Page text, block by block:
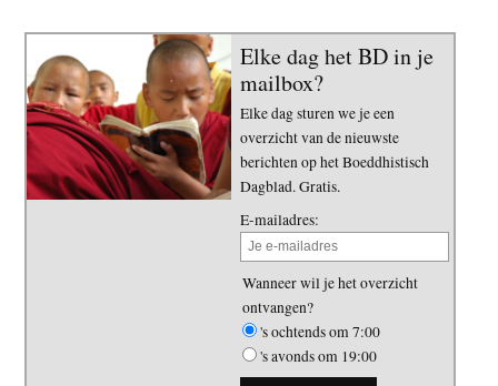
Elke dag het BD in je
mailbox?
Elke dag sturen we je een
overzicht van de nieuwste
berichten op het Boeddhistisch
Dagblad. Gratis.
E-mailadres:
Wanneer wil je het overzicht
ontvangen?
's ochtends om 7:00
's avonds om 19:00